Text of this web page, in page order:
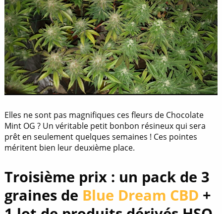
Elles ne sont pas magnifiques ces fleurs de Chocolate
Mint OG ? Un véritable petit bonbon résineux qui sera
prêt en seulement quelques semaines ! Ces pointes
méritent bien leur deuxième place.
Troisième prix : un pack de 3
graines de Blue Dream CBD +